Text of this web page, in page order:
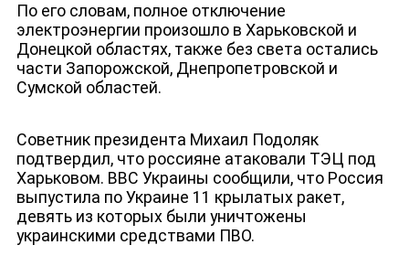
ДЕПУТАТЫ К СЪЕЗДУ
По его словам, полное отключение
электроэнергии произошло в Харьковской и
Донецкой областях, также без света остались
части Запорожской, Днепропетровской и
Сумской областей.
Советник президента Михаил Подоляк
подтвердил, что россияне атаковали ТЭЦ под
Харьковом. ВВС Украины сообщили, что Россия
выпустила по Украине 11 крылатых ракет,
девять из которых были уничтожены
украинскими средствами ПВО.